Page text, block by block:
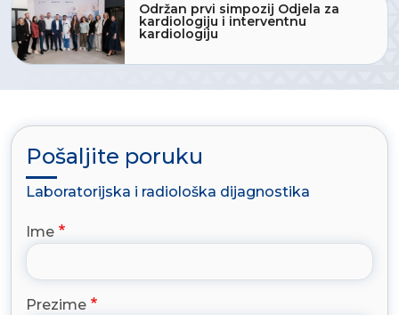
Održan prvi simpozij Odjela za
kardiologiju i interventnu
kardiologiju
Pošaljite poruku
Laboratorijska i radiološka dijagnostika
Ime
Prezime